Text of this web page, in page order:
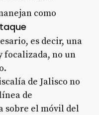
como
es decir, una
focalizada, no un
de Jalisco no
de
sobre el móvil del